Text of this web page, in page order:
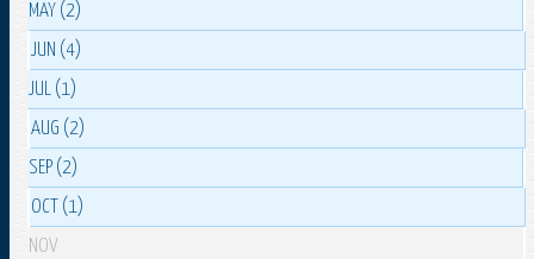
MAY (2)
JUN (4)
JUL (1)
AUG (2)
SEP (2)
OCT (1)
NOV